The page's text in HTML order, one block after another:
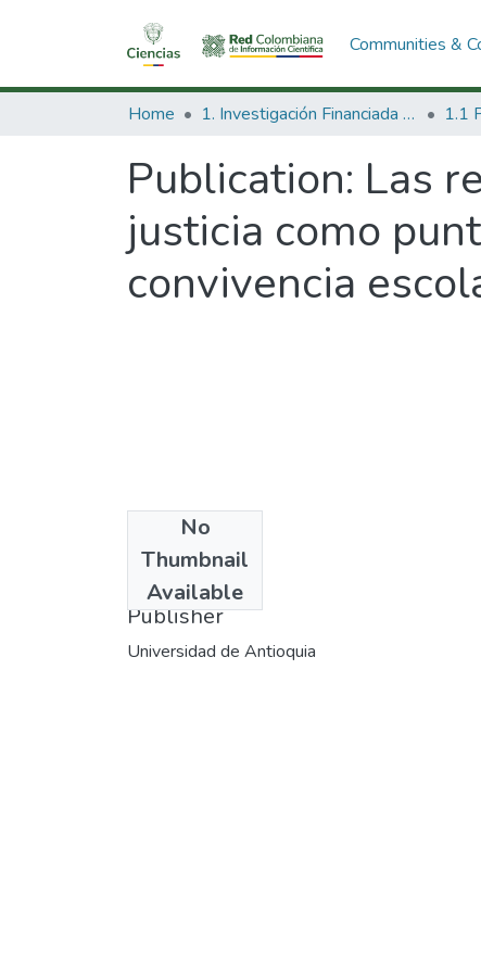
Communities &
Home 1. Investigación Financiada con Recursos Públicos
Publication: Las
justicia como
convivencia
No
Thumbnail
Available
2002-08
Publisher
Universidad de Antioquia